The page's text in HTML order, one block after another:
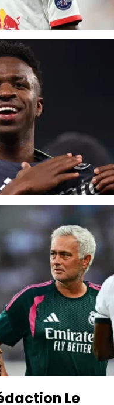
Real Madrid
du 5 août
que ce soit
de luxe pour
à sa disposition,
les cheveux pour
Le